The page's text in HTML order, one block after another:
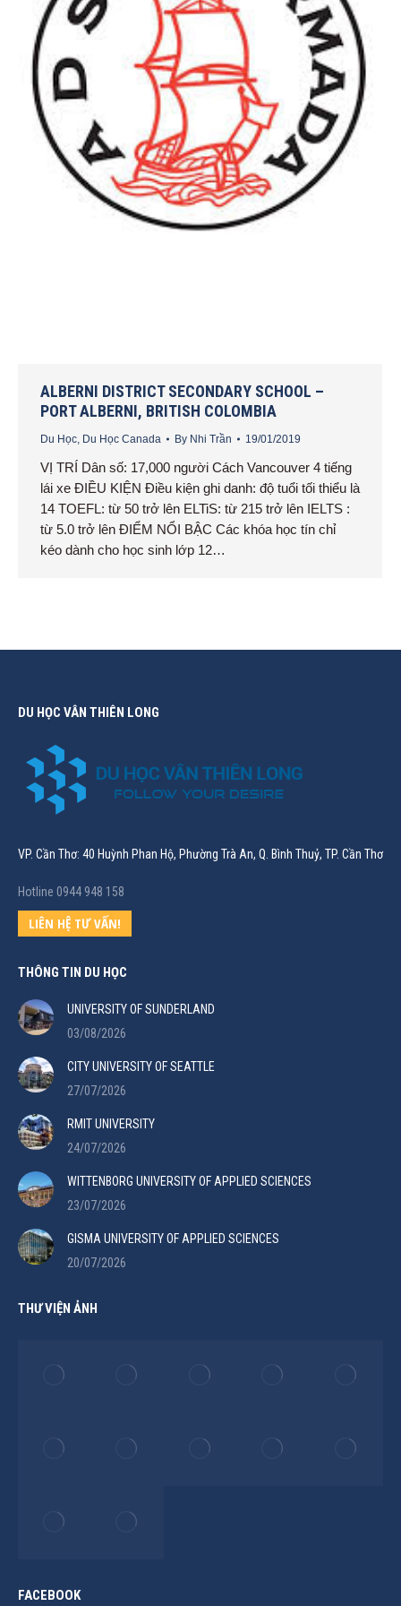
ALBERNI DISTRICT SECONDARY SCHOOL –
PORT ALBERNI, BRITISH COLOMBIA
Du Học, Du Học Canada By Nhi Trần 19/01/2019
VỊ TRÍ Dân số: 17,000 người Cách Vancouver 4 tiếng
lái xe ĐIỀU KIỆN Điều kiện ghi danh: độ tuổi tối thiểu là
14 TOEFL: từ 50 trở lên ELTiS: từ 215 trở lên IELTS :
từ 5.0 trở lên ĐIỂM NỔI BẬC Các khóa học tín chỉ
kéo dành cho học sinh lớp 12…
DU HỌC VÂN THIÊN LONG
VP. Cần Thơ: 40 Huỳnh Phan Hộ, Phường Trà An, Q. Bình Thuỷ, TP. Cần Thơ
Hotline 0944 948 158
LIÊN HỆ TƯ VẤN!
THÔNG TIN DU HỌC
UNIVERSITY OF SUNDERLAND
03/08/2026
CITY UNIVERSITY OF SEATTLE
27/07/2026
RMIT UNIVERSITY
24/07/2026
WITTENBORG UNIVERSITY OF APPLIED SCIENCES
23/07/2026
GISMA UNIVERSITY OF APPLIED SCIENCES
20/07/2026
THƯ VIỆN ẢNH
FACEBOOK